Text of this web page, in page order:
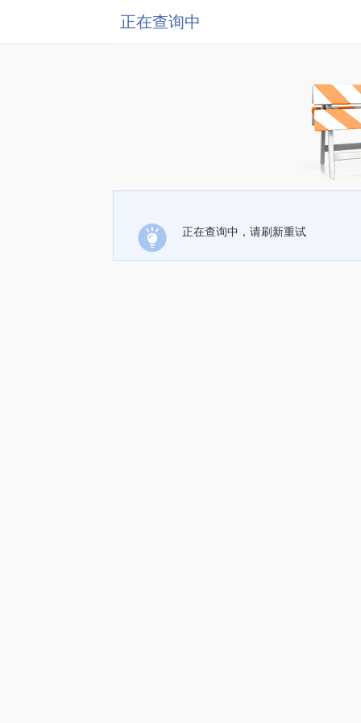
正在查询中
正在查询中，请刷新重试